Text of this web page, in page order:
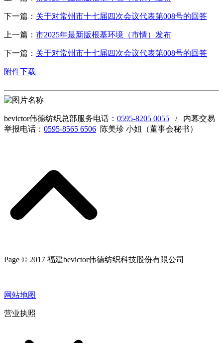
下一篇： 关于对常州市十七届四次会议代表第008号的回答
上一篇： 市2025年最新版根基环境（市情）发布
下一篇： 关于对常州市十七届四次会议代表第008号的回答
附件下载
bevictor伟德纺织总部服务电话： 0595-8205 0055 / 内幕交易
举报电话： 0595-8565 6506 陈美珍 小姐（董事会秘书）
Page © 2017 福建bevictor伟德纺织科技股份有限公司
网站地图
营业执照